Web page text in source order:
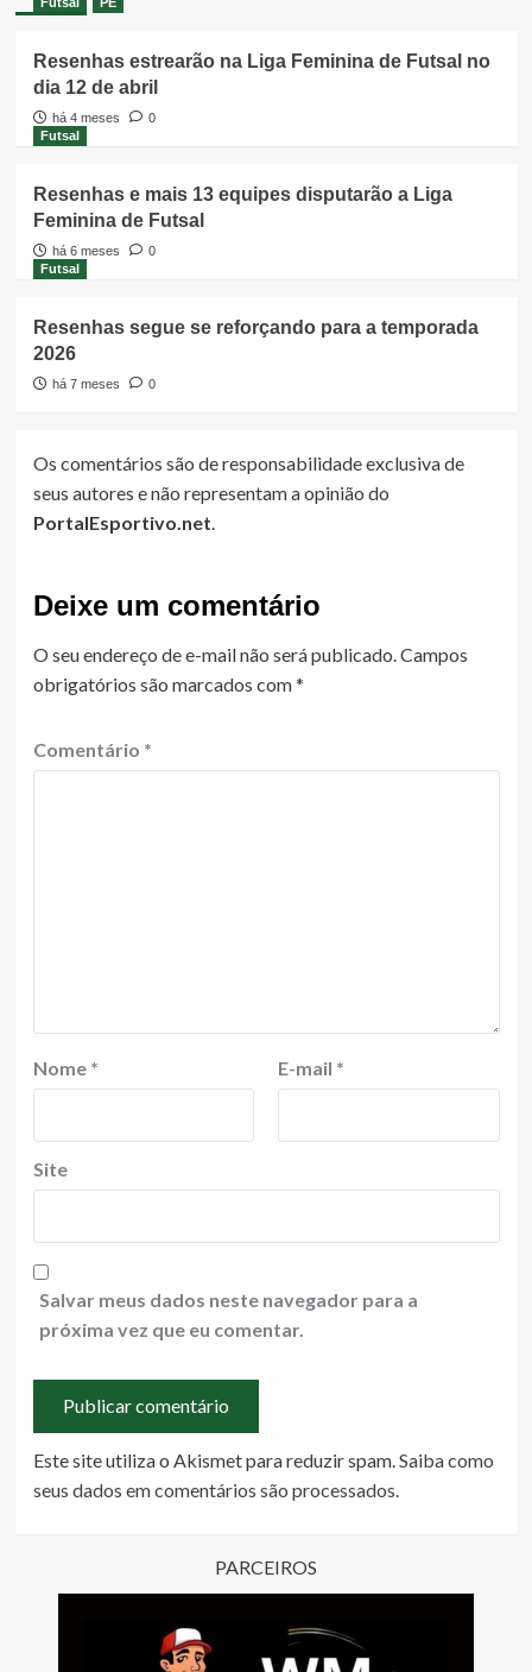
Resenhas estrearão na Liga Feminina de Futsal no
dia 12 de abril
há 4 meses
0
Futsal
Resenhas e mais 13 equipes disputarão a Liga
Feminina de Futsal
há 6 meses
0
Futsal
Resenhas segue se reforçando para a temporada
2026
há 7 meses 0
Os comentários são de responsabilidade exclusiva de
seus autores e não representam a opinião do
PortalEsportivo.net
Deixe um comentário
O seu endereço de e-mail não será publicado. Campos
obrigatórios são marcados com*
Comentário *
Nome * E-mail *
Site
Salvar meus dados neste navegador para a
próxima vez que eu comentar.
Este site utiliza o Akismet para reduzir spam. Saiba como
seus dados em comentários são processados
PARCEIROS